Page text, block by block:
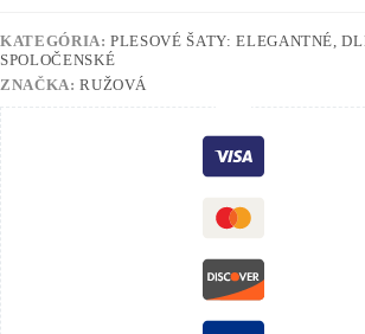
KATEGÓRIA:PLESOVÉ ŠATY: ELEGANTNÉ,
SPOLOČENSKÉ
ZNAČKA:RUŽOVÁ